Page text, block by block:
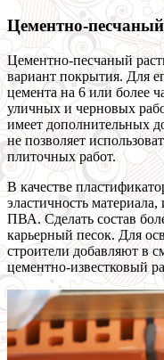
Цементно-песчаный
Цементно-песчаный
вариант покрытия. Для
цемента на 6 или более
уличных и черновых
имеет дополнительных
не позволяет
плиточных работ.
В качестве
эластичность материала,
ПВА. Сделать состав
карьерный песок. Для
строители добавляют в
цементно-известковый